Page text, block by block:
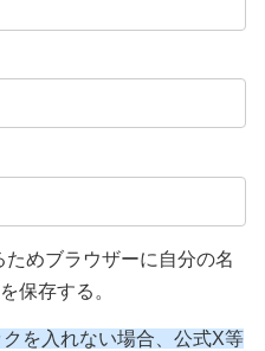
めブラウザーに自分の名
保存する。
を入れない場合、公式X等